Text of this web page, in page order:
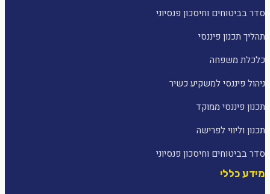
סדר בביטוחים וחיסכון פנסיוני
תהליך תכנון פיננסי
כלכלת משפחה
ניהול פיננסי למשקיע כשיר
תכנון פיננסי ממוקד
תכנון וליווי לפרישה
סדר בביטוחים וחיסכון פנסיוני
מידע כללי